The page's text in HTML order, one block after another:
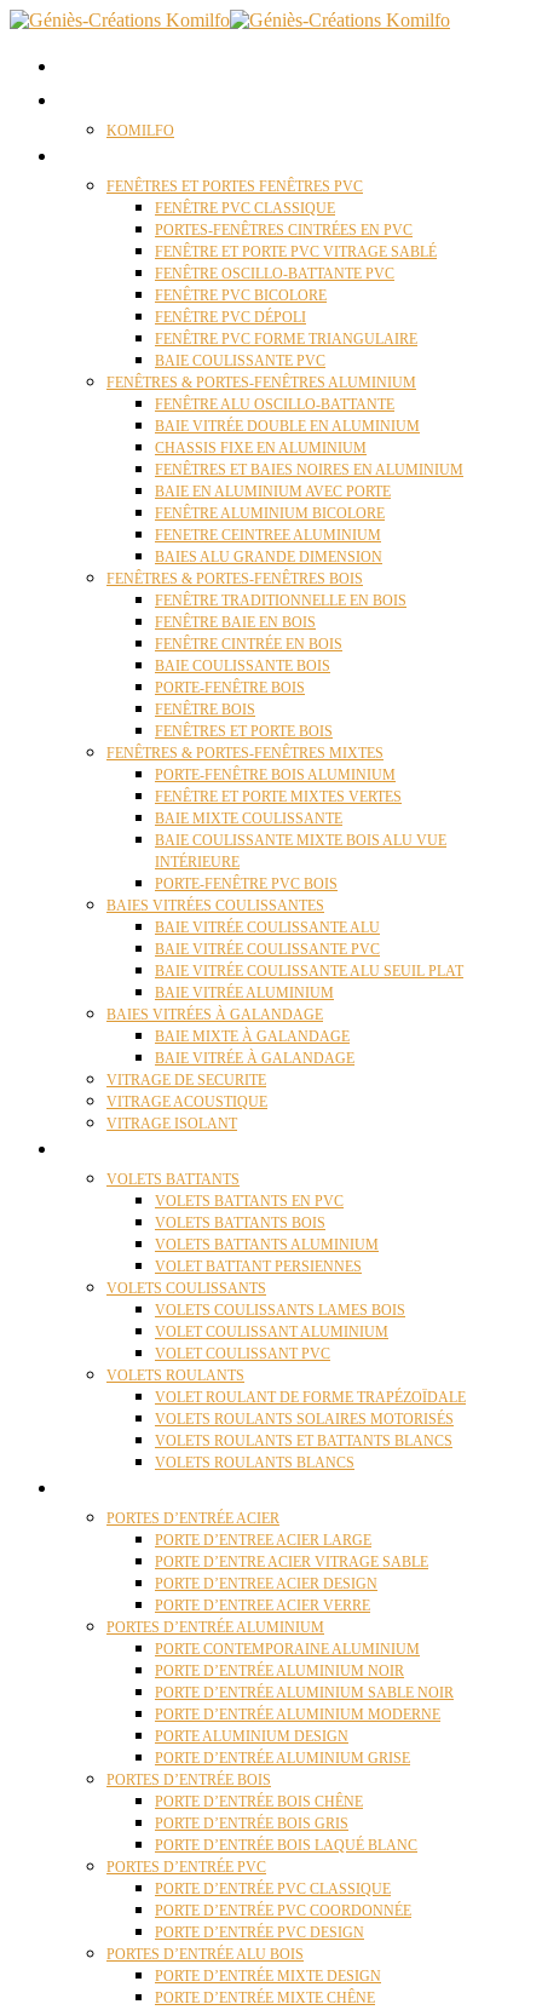
KOMILFO
FENÊTRES ET PORTES FENÊTRES PVC
FENÊTRE PVC CLASSIQUE
PORTES-FENÊTRES CINTRÉES EN PVC
FENÊTRE ET PORTE PVC VITRAGE SABLÉ
FENÊTRE OSCILLO-BATTANTE PVC
FENÊTRE PVC BICOLORE
FENÊTRE PVC DÉPOLI
FENÊTRE PVC FORME TRIANGULAIRE
BAIE COULISSANTE PVC
FENÊTRES & PORTES-FENÊTRES ALUMINIUM
FENÊTRE ALU OSCILLO-BATTANTE
BAIE VITRÉE DOUBLE EN ALUMINIUM
CHASSIS FIXE EN ALUMINIUM
FENÊTRES ET BAIES NOIRES EN ALUMINIUM
BAIE EN ALUMINIUM AVEC PORTE
FENÊTRE ALUMINIUM BICOLORE
FENETRE CEINTREE ALUMINIUM
BAIES ALU GRANDE DIMENSION
FENÊTRES & PORTES-FENÊTRES BOIS
FENÊTRE TRADITIONNELLE EN BOIS
FENÊTRE BAIE EN BOIS
FENÊTRE CINTRÉE EN BOIS
BAIE COULISSANTE BOIS
PORTE-FENÊTRE BOIS
FENÊTRE BOIS
FENÊTRES ET PORTE BOIS
FENÊTRES & PORTES-FENÊTRES MIXTES
PORTE-FENÊTRE BOIS ALUMINIUM
FENÊTRE ET PORTE MIXTES VERTES
BAIE MIXTE COULISSANTE
BAIE COULISSANTE MIXTE BOIS ALU VUE
INTÉRIEURE
PORTE-FENÊTRE PVC BOIS
BAIES VITRÉES COULISSANTES
BAIE VITRÉE COULISSANTE ALU
BAIE VITRÉE COULISSANTE PVC
BAIE VITRÉE COULISSANTE ALU SEUIL PLAT
BAIE VITRÉE ALUMINIUM
BAIES VITRÉES À GALANDAGE
BAIE MIXTE À GALANDAGE
BAIE VITRÉE À GALANDAGE
VITRAGE DE SECURITE
VITRAGE ACOUSTIQUE
VITRAGE ISOLANT
VOLETS BATTANTS
VOLETS BATTANTS EN PVC
VOLETS BATTANTS BOIS
VOLETS BATTANTS ALUMINIUM
VOLET BATTANT PERSIENNES
VOLETS COULISSANTS
VOLETS COULISSANTS LAMES BOIS
VOLET COULISSANT ALUMINIUM
VOLET COULISSANT PVC
VOLETS ROULANTS
VOLET ROULANT DE FORME TRAPÉZOÏDALE
VOLETS ROULANTS SOLAIRES MOTORISÉS
VOLETS ROULANTS ET BATTANTS BLANCS
VOLETS ROULANTS BLANCS
PORTES D’ENTRÉE ACIER
PORTE D’ENTREE ACIER LARGE
PORTE D’ENTRE ACIER VITRAGE SABLE
PORTE D’ENTREE ACIER DESIGN
PORTE D’ENTREE ACIER VERRE
PORTES D’ENTRÉE ALUMINIUM
PORTE CONTEMPORAINE ALUMINIUM
PORTE D’ENTRÉE ALUMINIUM NOIR
PORTE D’ENTRÉE ALUMINIUM SABLE NOIR
PORTE D’ENTRÉE ALUMINIUM MODERNE
PORTE ALUMINIUM DESIGN
PORTE D’ENTRÉE ALUMINIUM GRISE
PORTES D’ENTRÉE BOIS
PORTE D’ENTRÉE BOIS CHÊNE
PORTE D’ENTRÉE BOIS GRIS
PORTE D’ENTRÉE BOIS LAQUÉ BLANC
PORTES D’ENTRÉE PVC
PORTE D’ENTRÉE PVC CLASSIQUE
PORTE D’ENTRÉE PVC COORDONNÉE
PORTE D’ENTRÉE PVC DESIGN
PORTES D’ENTRÉE ALU BOIS
PORTE D’ENTRÉE MIXTE DESIGN
PORTE D’ENTRÉE MIXTE CHÊNE